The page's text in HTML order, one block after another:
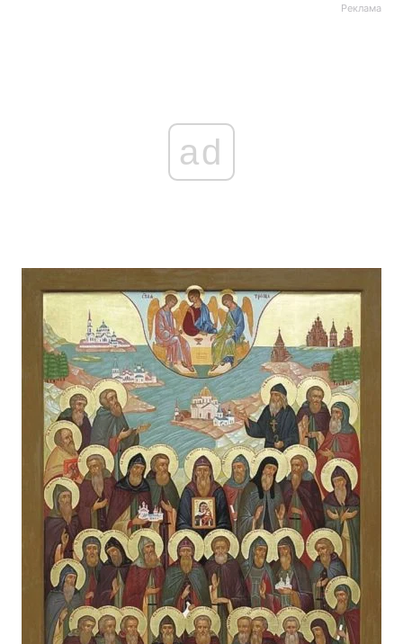
Наука
Цікавинки Погода
Екологія Регіони
Лонгріди
Відео з Youtube Статті
Інтерв'ю Думки
Архів Вакансії
Контакти
Послуги
Реклама
ad